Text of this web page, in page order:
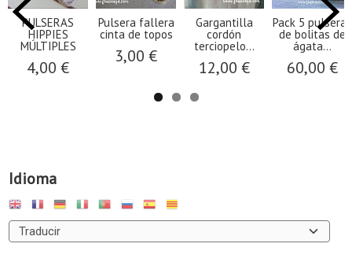
Idioma
PULSERAS
HIPPIES
MÚLTIPLES
4,00 €
Pulsera fallera
cinta de topos
3,00 €
Gargantilla
cordón
terciopelo...
12,00 €
Pack 5 pulseras
de bolitas de
ágata...
60,00 €